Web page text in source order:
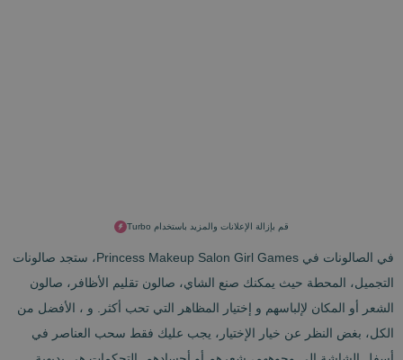
قم بإزالة الإعلانات والمزيد باستخدام Turbo
في الصالونات في Princess Makeup Salon Girl Games، ستجد صالونات
التجميل، المحطة حيث يمكنك صنع الشاي، صالون تقليم الأظافر، صالون
الشعر أو المكان لإلباسهم و إختيار المظاهر التي تحب أكثر. و ، الأفضل من
الكل، بغض النظر عن خيار الإختيار، يجب عليك فقط سحب العناصر في